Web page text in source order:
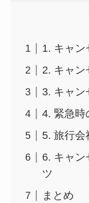
1. キャン
2. キャン
3. キャン
4. 緊急時
5. 旅行会
6. キャン
ツ
まとめ